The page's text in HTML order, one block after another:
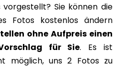
vorgestellt? Sie können die
Fotos kostenlos ändern
ohne Aufpreis einen
für Sie. Es ist
möglich, uns 2 Fotos zu